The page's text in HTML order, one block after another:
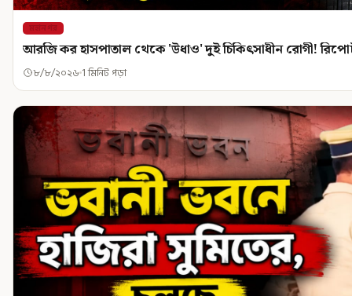
মহানগর
আরজি কর হাসপাতাল থেকে 'উধাও' দুই চিকিৎসাধীন রোগী!
৮/৮/২০২৬ 1 মিনিট পড়া